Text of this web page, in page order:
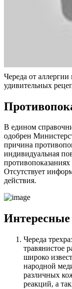
Череда от
удивительных
В едином
одобрен
причина
индивидуальная
Отсутствует
действия.
Череда
травянистое
широко
народной
различных
реакций, а